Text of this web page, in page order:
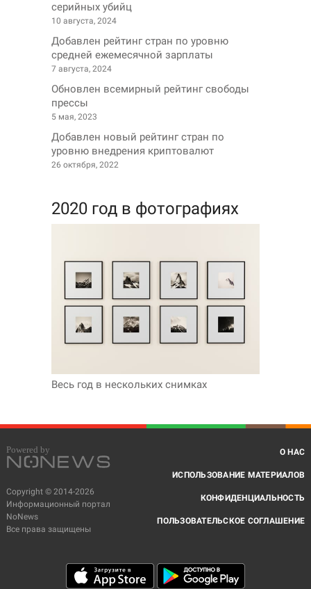
серийных убийц
10 августа, 2024
Добавлен рейтинг стран по уровню
средней ежемесячной зарплаты
7 августа, 2024
Обновлен всемирный рейтинг свободы
прессы
5 мая, 2023
Добавлен новый рейтинг стран по
уровню внедрения криптовалют
26 октября, 2022
2020 год в фотографиях
Весь год в нескольких снимках
Copyright © 2014-2026
Информационный портал
NoNews
Все права защищены
О НАС
ИСПОЛЬЗОВАНИЕ МАТЕРИАЛОВ
КОНФИДЕНЦИАЛЬНОСТЬ
ПОЛЬЗОВАТЕЛЬСКОЕ СОГЛАШЕНИЕ